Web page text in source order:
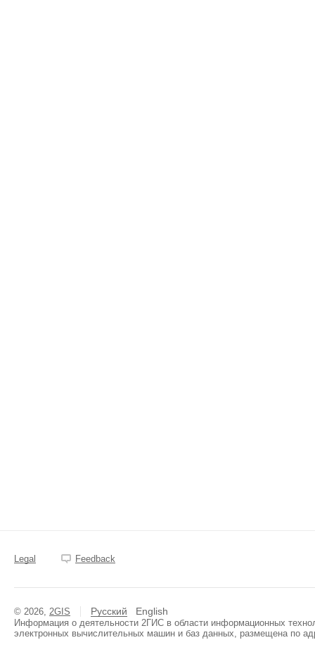
Legal Feedback
© 2026, 2GIS Русский English
Информация о деятельности 2ГИС в области информационных
электронных вычислительных машин и баз данных, размещена по